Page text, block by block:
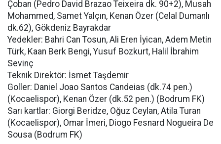
Çoban (Pedro David Brazao Teixeira dk. 90+2), Musah
Mohammed, Samet Yalçın, Kenan Özer (Celal Dumanlı
dk.62), Gökdeniz Bayrakdar
Yedekler: Bahri Can Tosun, Ali Eren İyican, Adem Metin
Türk, Kaan Berk Bengi, Yusuf Bozkurt, Halil İbrahim
Sevinç
Teknik Direktör: İsmet Taşdemir
Goller: Daniel Joao Santos Candeias (dk.74 pen.)
(Kocaelispor), Kenan Özer (dk.52 pen.) (Bodrum FK)
Sarı kartlar: Giorgi Beridze, Oğuz Ceylan, Atila Turan
(Kocaelispor), Omar İmeri, Diogo Fesnard Nogueira De
Sousa (Bodrum FK)